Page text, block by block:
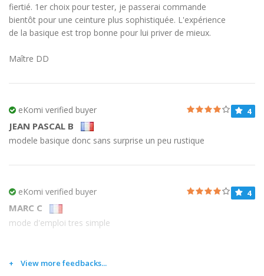
fiertié. 1er choix pour tester, je passerai commande
bientôt pour une ceinture plus sophistiquée. L'expérience
de la basique est trop bonne pour lui priver de mieux.
Maître DD
eKomi verified buyer
JEAN PASCAL B
4
modele basique donc sans surprise un peu rustique
eKomi verified buyer
MARC C
4
mode d'emploi tres simple
View more feedbacks...